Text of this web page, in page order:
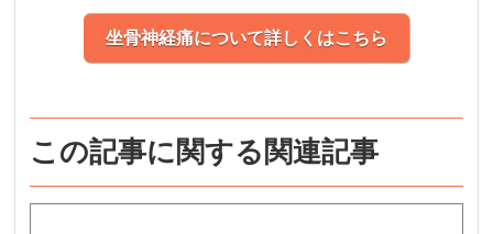
坐骨神経痛について詳しくはこちら
この記事に関する関連記事